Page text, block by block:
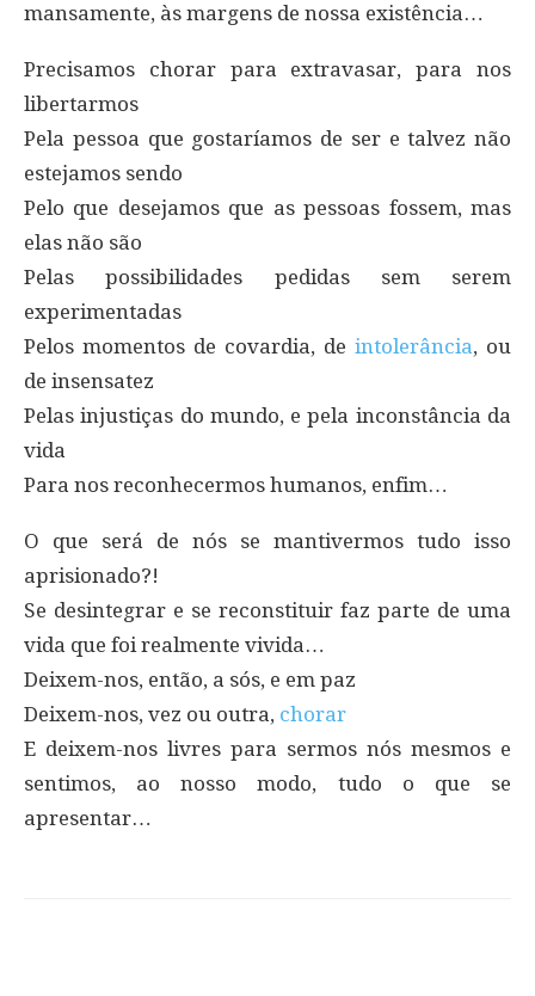
mansamente, às margens de nossa existência…
Precisamos chorar para extravasar, para nos
libertarmos
Pela pessoa que gostaríamos de ser e talvez não
estejamos sendo
Pelo que desejamos que as pessoas fossem, mas
elas não são
Pelas possibilidades pedidas sem serem
experimentadas
Pelos momentos de covardia, de intolerância, ou
de insensatez
Pelas injustiças do mundo, e pela inconstância da
vida
Para nos reconhecermos humanos, enfim…
O que será de nós se mantivermos tudo isso
aprisionado?!
Se desintegrar e se reconstituir faz parte de uma
vida que foi realmente vivida…
Deixem-nos, então, a sós, e em paz
Deixem-nos, vez ou outra, chorar
E deixem-nos livres para sermos nós mesmos e
sentimos, ao nosso modo, tudo o que se
apresentar…